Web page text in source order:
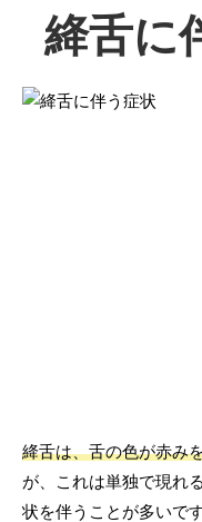
絳舌に
絳舌は、舌の色が赤み
が、これは単独で現れ
状を伴うことが多いです